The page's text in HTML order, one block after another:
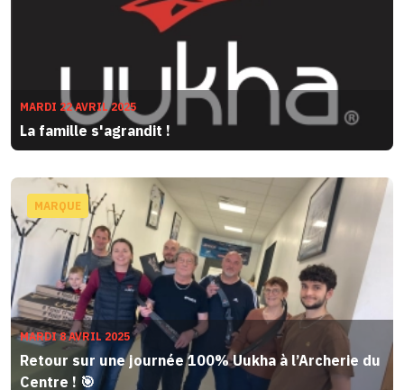
MARDI 22 AVRIL 2025
La famille s'agrandit !
MARQUE
MARDI 8 AVRIL 2025
Retour sur une journée 100% Uukha à l’Archerie du
Centre ! 🎯